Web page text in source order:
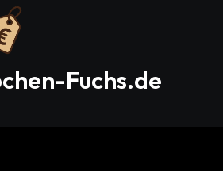
Fuchs.de